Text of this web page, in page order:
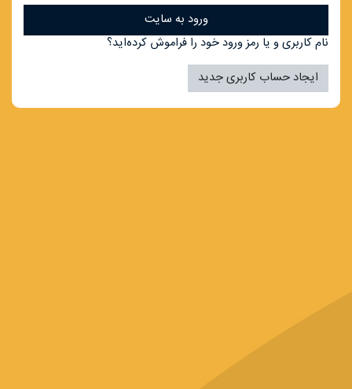
ورود به سایت
نام کاربری و یا رمز ورود خود را فراموش کرده‌اید؟
ایجاد حساب کاربری جدید